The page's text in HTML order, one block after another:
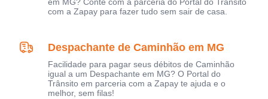
em MG? Conte com a parceria do Portal do Trânsito
com a Zapay para fazer tudo sem sair de casa.
Despachante de Caminhão em MG
Facilidade para pagar seus débitos de Caminhão
igual a um Despachante em MG? O Portal do
Trânsito em parceria com a Zapay te ajuda e o
melhor, sem filas!